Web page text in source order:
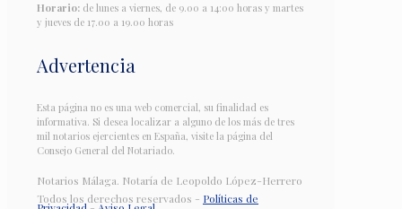
Horario: de lunes a viernes, de 9.00 a 14:00 horas y martes
y jueves de 17.00 a 19.00 horas
Advertencia
Esta página no es una web comercial, su finalidad es
informativa. Si desea localizar a alguno de los más de tres
mil notarios ejercientes en España, visite la página del
Consejo General del Notariado.
Notarios Málaga. Notaría de Leopoldo López-Herrero
Todos los derechos reservados - Políticas de